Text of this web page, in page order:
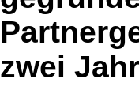
zwei